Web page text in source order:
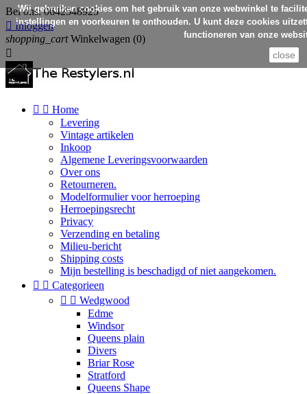
Bel ons:0642548925
 Inloggen
shopping_cart Winkelwagen (0)

  Home
Levering
Vintage artikelen
Inkoop
Algemene Leveringsvoorwaarden
Over ons
Retourneren.
Modelformulier voor herroeping
Herroepingsrecht
Privacy
Verzending en betaling
Milieu-bericht
Shipping costs
Mijn bestelling is beschadigd of niet aangekomen.
  Categorieen
  Wedgwood
Edme
Windsor
Queens plain
Divers
Briar Rose
Stratford
Queens Shape
Wij gebruiken cookies om het gebruik van onze webwinkel te
instellingen en voorkeuren te onthouden. U kunt deze cookies
functioneren van onze
close